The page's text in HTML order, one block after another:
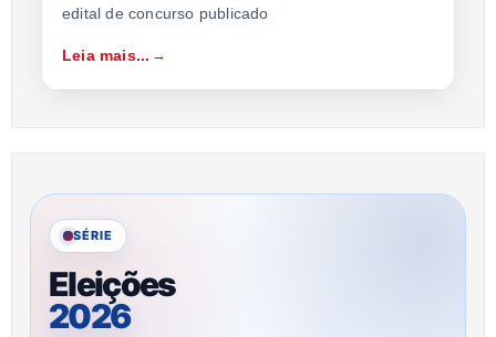
edital de concurso publicado
Leia mais...
SÉRIE
Eleições
2026